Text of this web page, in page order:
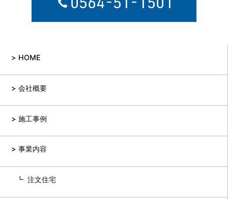
HOME
会社概要
施工事例
事業内容
注文住宅